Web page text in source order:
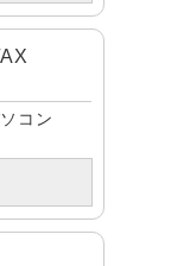
コン